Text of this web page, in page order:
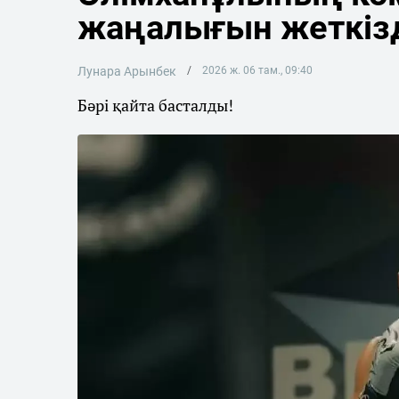
жаңалығын
Лунара Арынбек 2026 ж. 06 там., 09:40
Бәрі қайта басталды!